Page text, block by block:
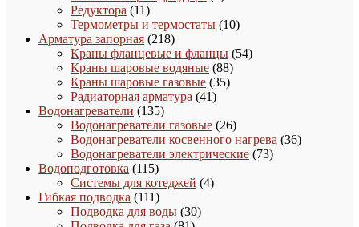
Редуктора 1111
товаров
Термометры и термостаты 1010
Арматура запорная 218218
товаров
Краны фланцевые и фланцы 5454
Краны шаровые водяные 8888
товаров
Краны шаровые газовые 3535
Радиаторная арматура 4141
Водонагреватели 135135
товаров
Водонагреватели газовые 2626
товаров
Водонагреватели косвенного нагрева 3636
Водонагреватели электрические 7373
Водоподготовка 115115
товаров
Системы для котеджей 44
Гибкая подводка 111111
товаров
Подводка для воды 3030